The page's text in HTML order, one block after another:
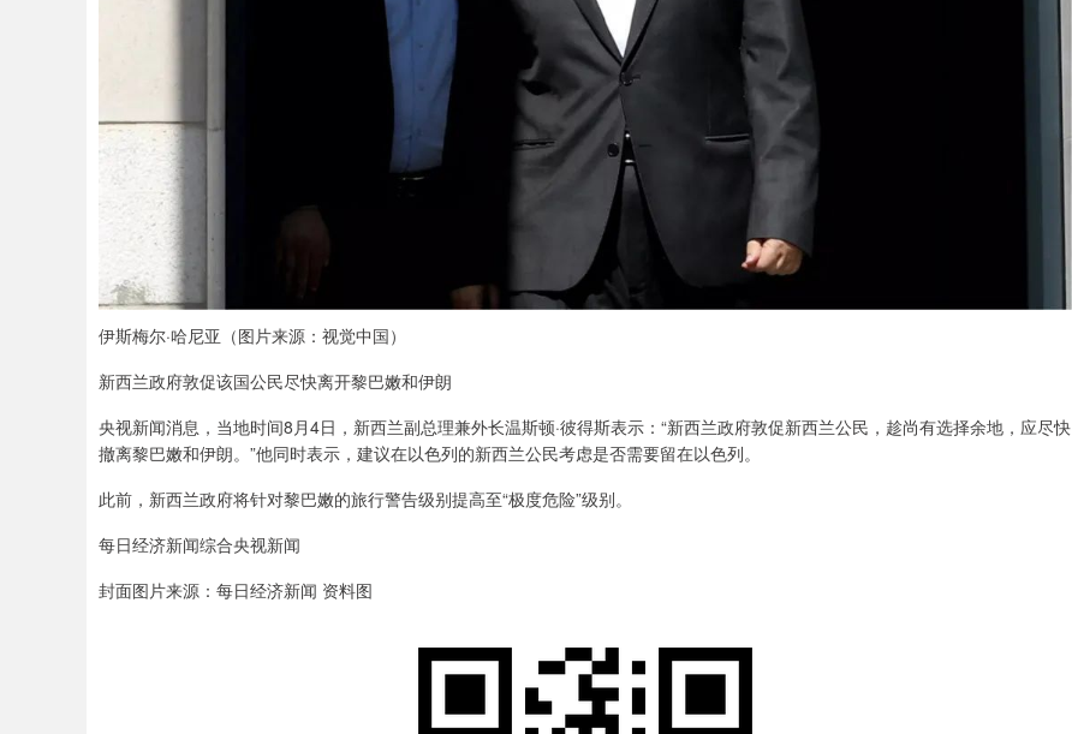
伊斯梅尔·哈尼亚（图片来源：视觉中国）
新西兰政府敦促该国公民尽快离开黎巴嫩和伊朗
央视新闻消息，当地时间8月4日，新西兰副总理兼外长温斯顿·彼得斯表示：“新西兰政府敦促新西兰公民，趁尚有选择余地，应尽快
撤离黎巴嫩和伊朗。”他同时表示，建议在以色列的新西兰公民考虑是否需要留在以色列。
此前，新西兰政府将针对黎巴嫩的旅行警告级别提高至“极度危险”级别。
每日经济新闻综合央视新闻
封面图片来源：每日经济新闻 资料图